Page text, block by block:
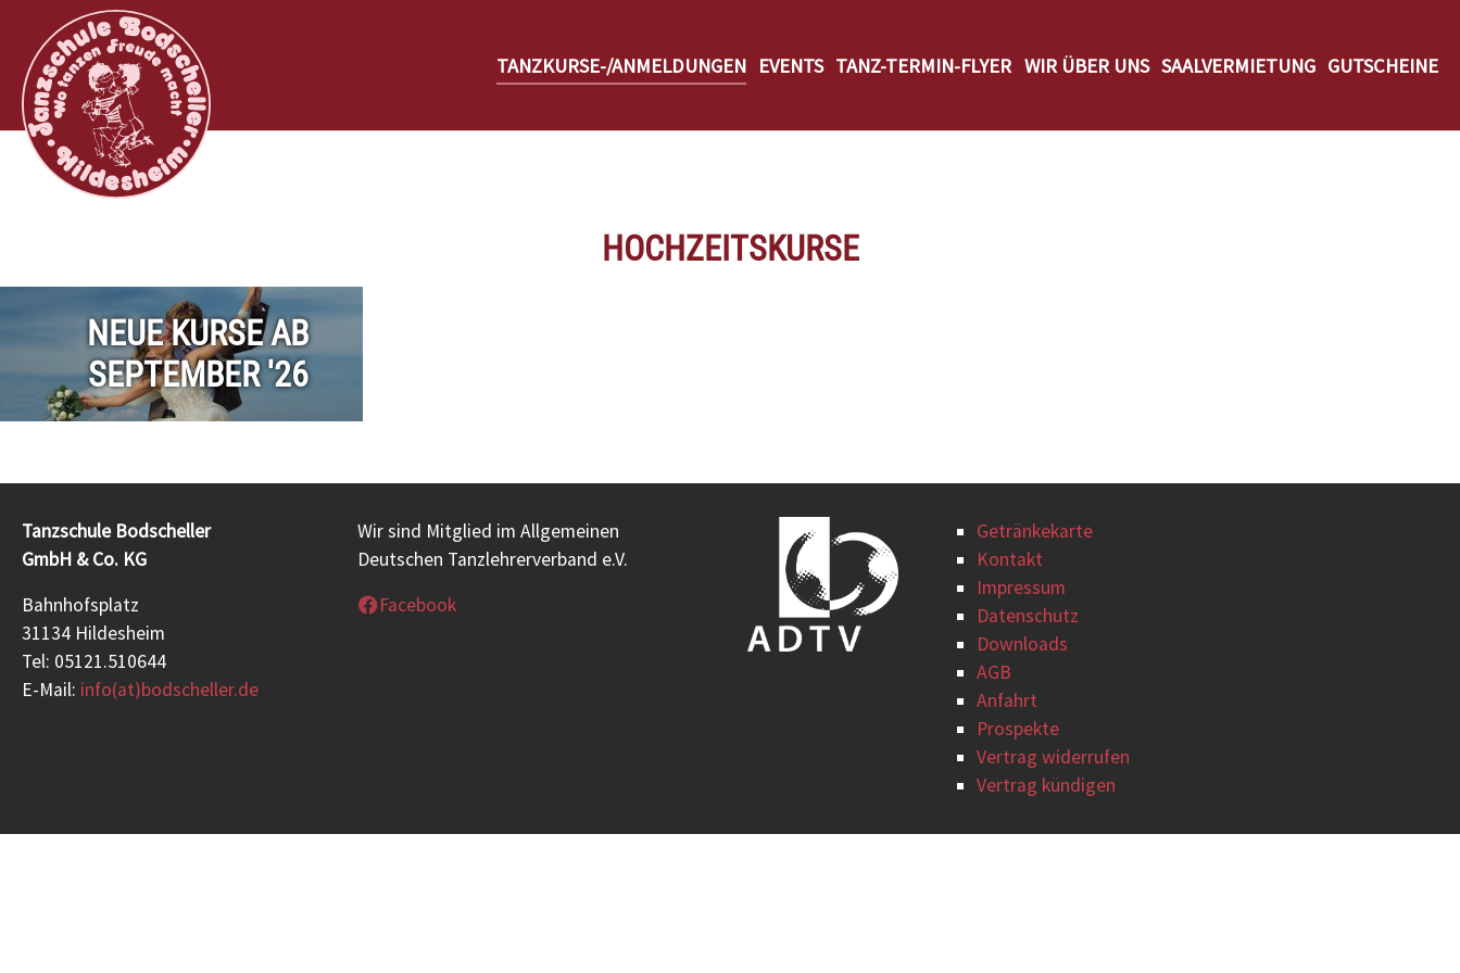
Zum Hauptinhalt springen
TANZKURSE-/ANMELDUNGEN EVENTS TANZ-TERMIN-FLYER WIR ÜBER UNS SAALVERMIETUNG GUTSCHEINE
HOCHZEITSKURSE
NEUE KURSE AB
SEPTEMBER '26
Tanzschule Bodscheller
GmbH & Co. KG
Bahnhofsplatz
31134 Hildesheim
Tel: 05121.510644
E-Mail: info(at)bodscheller.de
Wir sind Mitglied im Allgemeinen
Deutschen Tanzlehrerverband e.V.
Facebook
Getränkekarte
Kontakt
Impressum
Datenschutz
Downloads
AGB
Anfahrt
Prospekte
Vertrag widerrufen
Vertrag kündigen